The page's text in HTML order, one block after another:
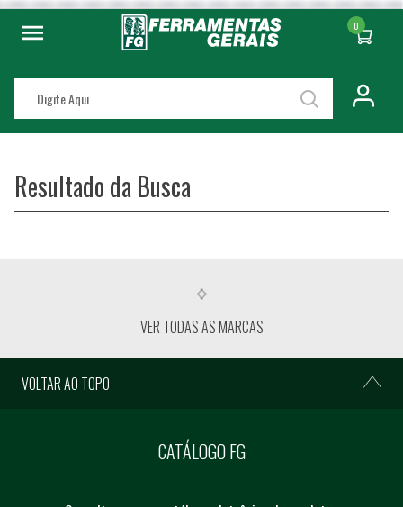
0
Resultado da Busca
VER TODAS AS MARCAS
VOLTAR AO TOPO
CATÁLOGO FG